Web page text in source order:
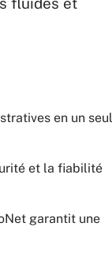
en un seul
et la fiabilité
garantit une